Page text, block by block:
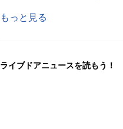
もっと見る
ライブドアニュースを読もう！